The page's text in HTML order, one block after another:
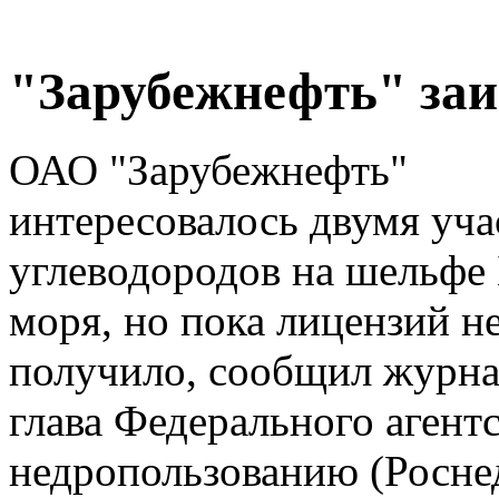
"Зарубежнефть"
ОАО "Зарубежнефть"
интересовалось двумя
углеводородов на шельфе
моря, но пока лицензий
получило, сообщил
глава Федерального
недропользованию